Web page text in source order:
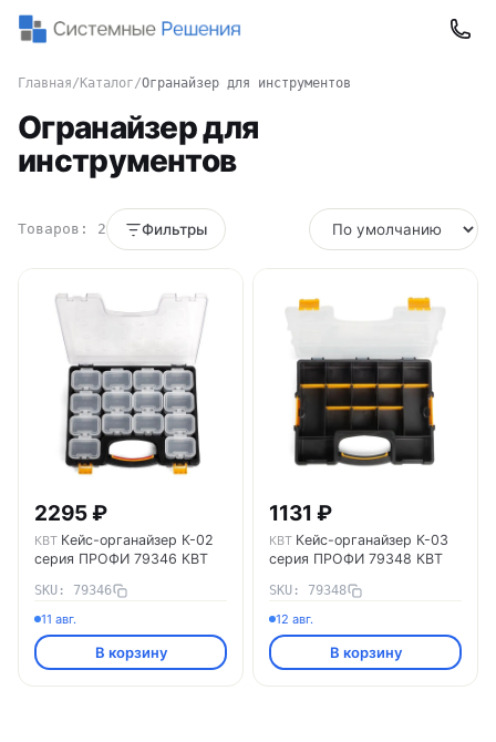
Главная/ Каталог/Огранайзер для инструментов
Огранайзер для
инструментов
Товаров: 2 Фильтры
2295 ₽
КВТ Кейс-органайзер К-02
серия ПРОФИ 79346 КВТ
SKU: 79346
11 авг.
В корзину
1131 ₽
КВТ Кейс-органайзер К-03
серия ПРОФИ 79348 КВТ
SKU: 79348
12 авг.
В корзину